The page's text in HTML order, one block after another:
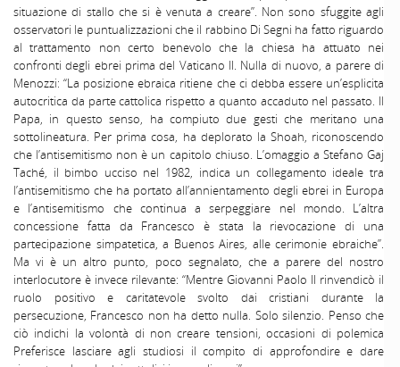
situazione di stallo che si è venuta a creare”. Non sono sfuggite agli
osservatori le puntualizzazioni che il rabbino Di Segni ha fatto riguardo
al trattamento non certo benevolo che la chiesa ha attuato nei
confronti degli ebrei prima del Vaticano II. Nulla di nuovo, a parere di
Menozzi: “La posizione ebraica ritiene che ci debba essere un’esplicita
autocritica da parte cattolica rispetto a quanto accaduto nel passato. Il
Papa, in questo senso, ha compiuto due gesti che meritano una
sottolineatura. Per prima cosa, ha deplorato la Shoah, riconoscendo
che l’antisemitismo non è un capitolo chiuso. L’omaggio a Stefano Gaj
Taché, il bimbo ucciso nel 1982, indica un collegamento ideale tra
l’antisemitismo che ha portato all’annientamento degli ebrei in Europa
e l’antisemitismo che continua a serpeggiare nel mondo. L’altra
concessione fatta da Francesco è stata la rievocazione di una
partecipazione simpatetica, a Buenos Aires, alle cerimonie ebraiche”.
Ma vi è un altro punto, poco segnalato, che a parere del nostro
interlocutore è invece rilevante: “Mentre Giovanni Paolo II rinvendicò il
ruolo positivo e caritatevole svolto dai cristiani durante la
persecuzione, Francesco non ha detto nulla. Solo silenzio. Penso che
ciò indichi la volontà di non creare tensioni, occasioni di polemica
Preferisce lasciare agli studiosi il compito di approfondire e dare